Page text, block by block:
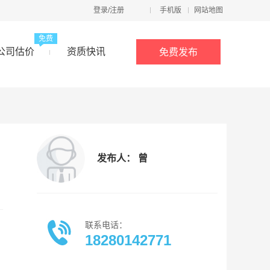
登录/注册 手机版 网站地图
司估价
免费
资质快讯 免费发布
发布人： 曾
联系电话：
18280142771